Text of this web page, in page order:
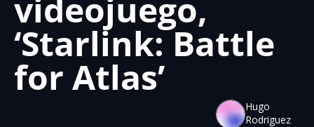
videojuego,
‘Starlink: Battle
for Atlas’
Hugo
Rodriguez